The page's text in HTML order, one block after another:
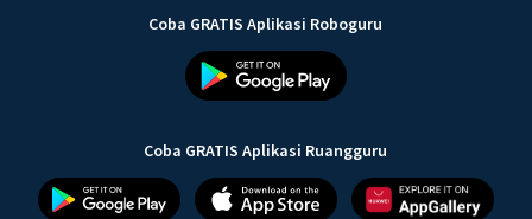
Coba GRATIS Aplikasi Roboguru
Coba GRATIS Aplikasi Ruangguru